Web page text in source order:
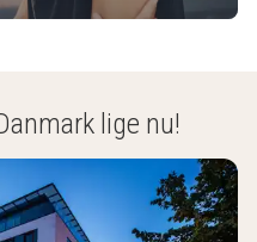
lige nu!